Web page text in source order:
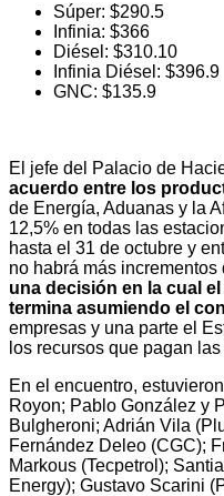
Súper: $290.5
Infinia: $366
Diésel: $310.10
Infinia Diésel: $396.9
GNC: $135.9
El jefe del Palacio de
acuerdo entre los
de Energía, Aduanas y la
12,5% en todas las
hasta el 31 de octubre y
no habrá más incrementos
una decisión en la cual
termina asumiendo el
empresas y una parte el
los recursos que pagan
En el encuentro,
Royon; Pablo González y
Bulgheroni; Adrián Vila
Fernández Deleo (CGC);
Markous (Tecpetrol);
Energy); Gustavo Scarini